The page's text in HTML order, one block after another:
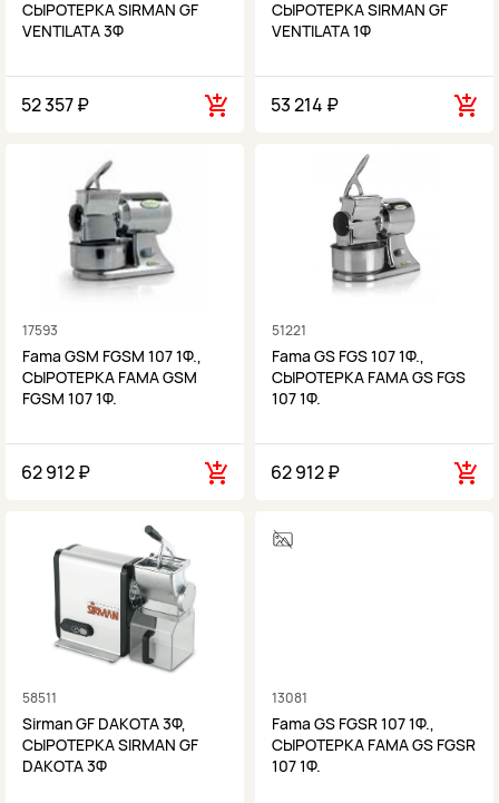
СЫРОТЕРКА SIRMAN GF
VENTILATA 3Ф
52 357 ₽
СЫРОТЕРКА SIRMAN GF
VENTILATA 1Ф
53 214 ₽
17593
Fama GSM FGSM 107 1Ф.,
СЫРОТЕРКА FAMA GSM
FGSM 107 1Ф.
62 912 ₽
51221
Fama GS FGS 107 1Ф.,
СЫРОТЕРКА FAMA GS FGS
107 1Ф.
62 912 ₽
58511
Sirman GF DAKOTA 3Ф,
СЫРОТЕРКА SIRMAN GF
DAKOTA 3Ф
13081
Fama GS FGSR 107 1Ф.,
СЫРОТЕРКА FAMA GS FGSR
107 1Ф.